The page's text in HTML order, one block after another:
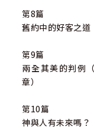
第8篇
舊約中的好客之道
第9篇
兩全其美的判例
章）
第10篇
神與人有未來嗎？